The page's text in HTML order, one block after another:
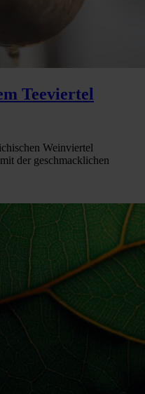
Teeviertel
Weinviertel
der geschmacklichen